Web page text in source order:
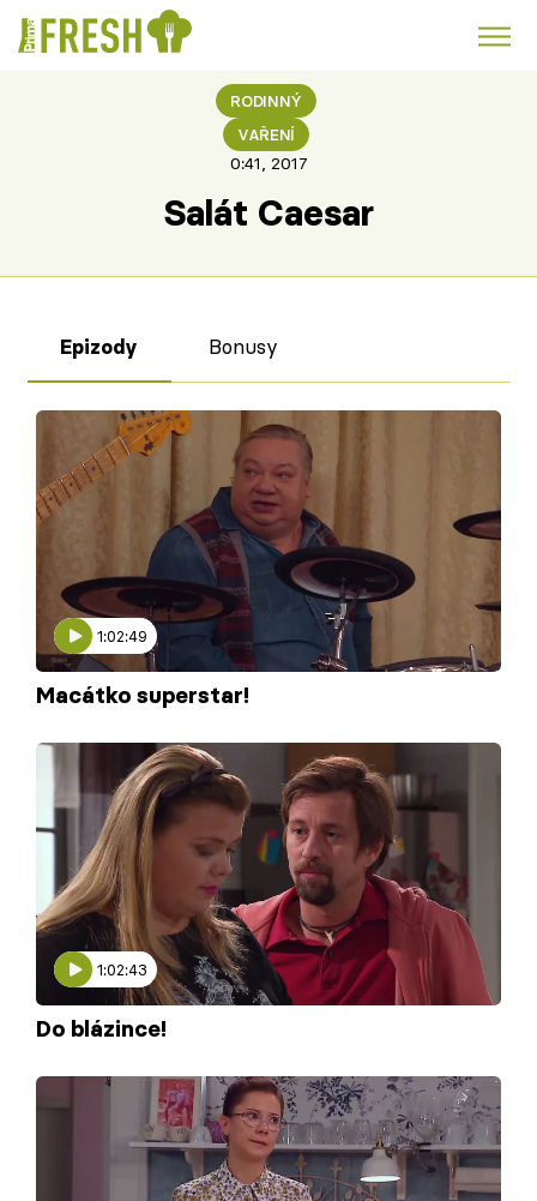
Polévky k večeři
Čokoláda
Recepty
Články
TV Program
Škola vaření
Recepty z TV
Speciál: Cuketa
Těhotnej kuchař
Sledujte prima+
Přihlášení
Sledujte nás
RODINNÝ
VAŘENÍ
0:41, 2017
Salát Caesar
Epizody Bonusy
1:02:49
Macátko superstar!
1:02:43
Do blázince!